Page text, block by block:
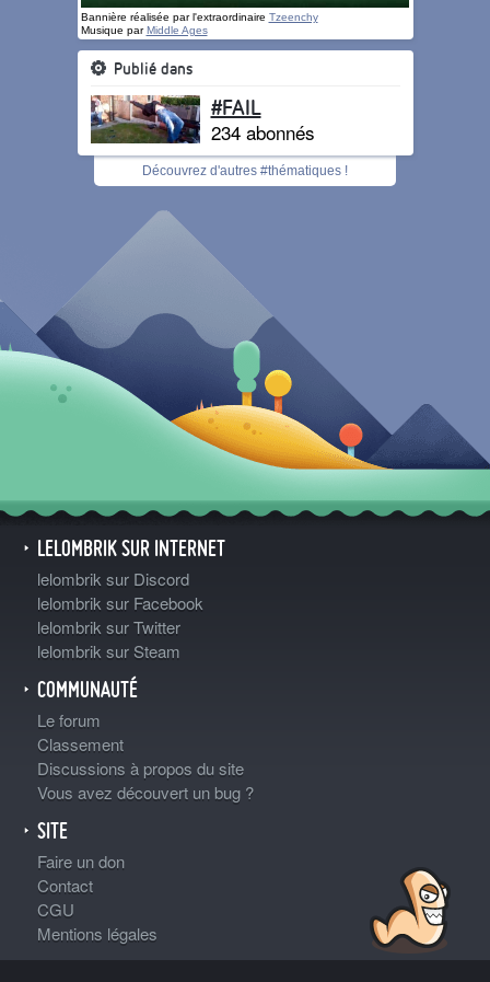
Bannière réalisée par l'extraordinaire Tzeenchy
Musique parMiddle Ages
Publié dans
#FAIL
234 abonnés
Découvrez d'autres #thématiques !
LELOMBRIK SUR INTERNET
lelombrik sur Discord
lelombrik sur Facebook
lelombrik sur Twitter
lelombrik sur Steam
COMMUNAUTÉ
Le forum
Classement
Discussions à propos du site
Vous avez découvert un bug ?
SITE
Faire un don
Contact
CGU
Mentions légales